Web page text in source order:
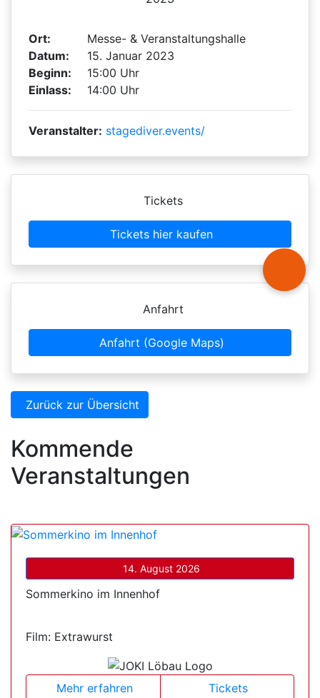
Ort:
Messe- & Veranstaltungshalle
Datum:
15. Januar 2023
Beginn:
15:00 Uhr
Einlass:
14:00 Uhr
Veranstalter: stagediver.events/
Tickets
Tickets hier kaufen
Anfahrt
Anfahrt (Google Maps)
Zurück zur Übersicht
Kommende
Veranstaltungen
14. August 2026
Sommerkino im Innenhof
Film: Extrawurst
Mehr erfahren Tickets